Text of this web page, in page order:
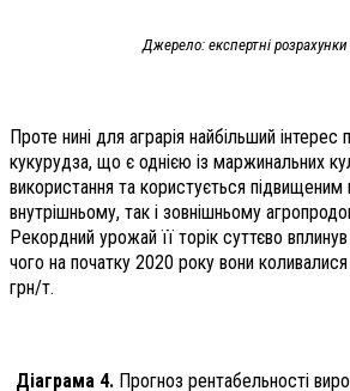
Джерело: експертні
Проте нині для аграрія найбільший
кукурудза, що є однією із маржинальних
використання та користується
внутрішньому, так і зовнішньому
Рекордний урожай її торік суттєво вплинув
чого на початку 2020 року вони
грн/т.
Діаграма 4. Прогноз рентабельності